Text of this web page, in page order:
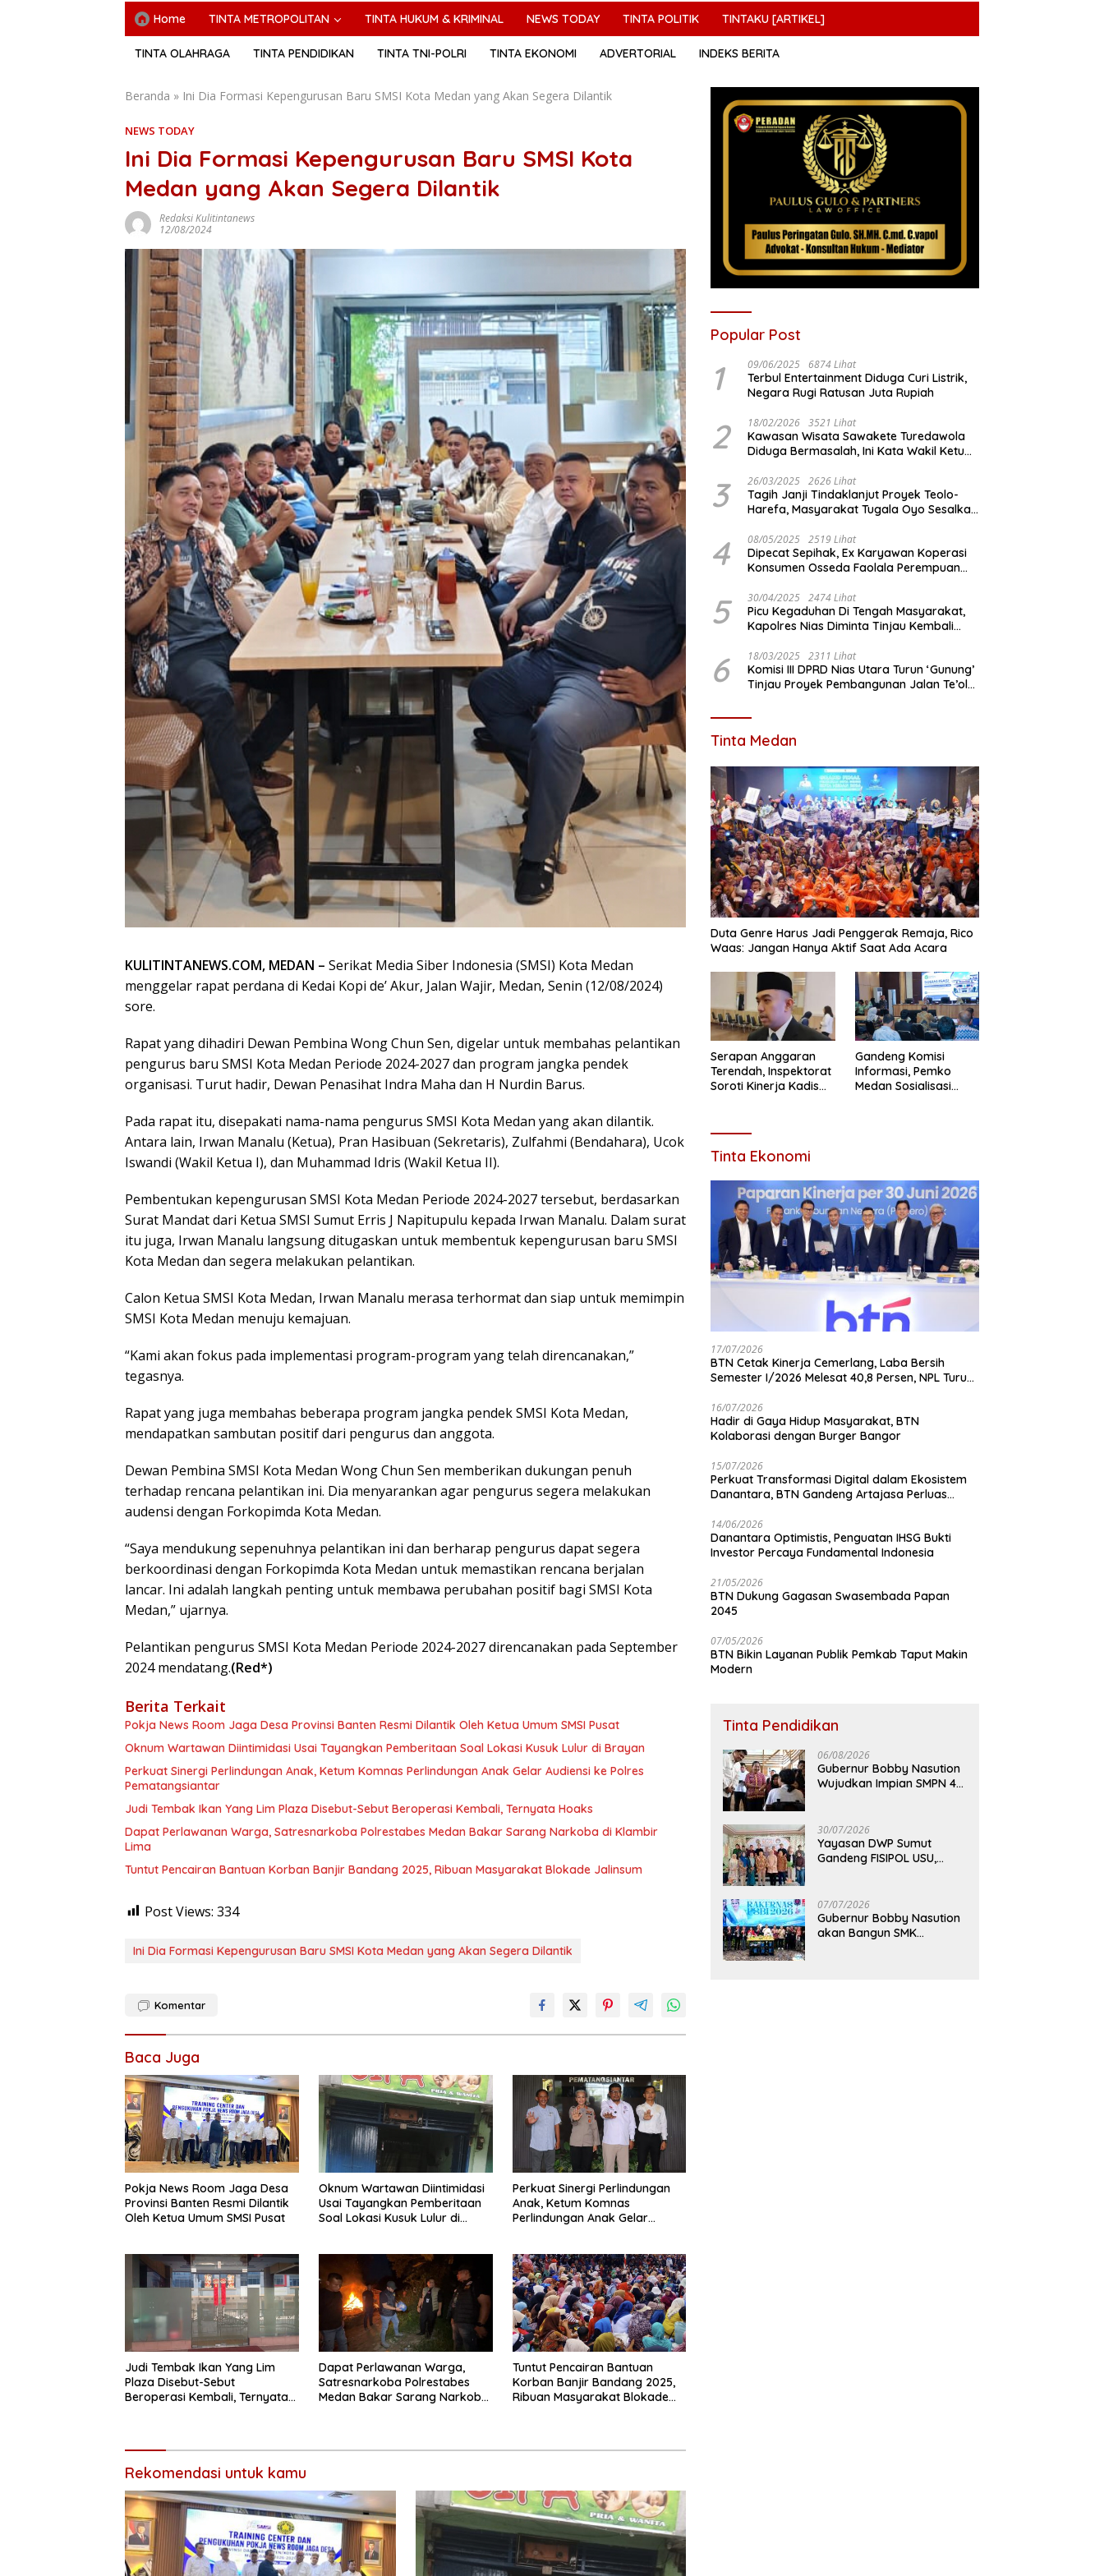
Home TINTA METROPOLITAN TINTA HUKUM & KRIMINAL NEWS TODAY TINTA POLITIK TINTAKU [ARTIKEL]
TINTA OLAHRAGA TINTA PENDIDIKAN TINTA TNI-POLRI TINTA EKONOMI ADVERTORIAL INDEKS BERITA
Beranda » Ini Dia Formasi Kepengurusan Baru SMSI Kota Medan yang Akan Segera Dilantik
NEWS TODAY
Ini Dia Formasi Kepengurusan Baru SMSI Kota
Medan yang Akan Segera Dilantik
Redaksi Kulitintanews
12/08/2024
KULITINTANEWS.COM, MEDAN – Serikat Media Siber Indonesia (SMSI) Kota Medan
menggelar rapat perdana di Kedai Kopi de’ Akur, Jalan Wajir, Medan, Senin (12/08/2024)
sore.
Rapat yang dihadiri Dewan Pembina Wong Chun Sen, digelar untuk membahas pelantikan
pengurus baru SMSI Kota Medan Periode 2024-2027 dan program jangka pendek
organisasi. Turut hadir, Dewan Penasihat Indra Maha dan H Nurdin Barus.
Pada rapat itu, disepakati nama-nama pengurus SMSI Kota Medan yang akan dilantik.
Antara lain, Irwan Manalu (Ketua), Pran Hasibuan (Sekretaris), Zulfahmi (Bendahara), Ucok
Iswandi (Wakil Ketua I), dan Muhammad Idris (Wakil Ketua II).
Pembentukan kepengurusan SMSI Kota Medan Periode 2024-2027 tersebut, berdasarkan
Surat Mandat dari Ketua SMSI Sumut Erris J Napitupulu kepada Irwan Manalu. Dalam surat
itu juga, Irwan Manalu langsung ditugaskan untuk membentuk kepengurusan baru SMSI
Kota Medan dan segera melakukan pelantikan.
Calon Ketua SMSI Kota Medan, Irwan Manalu merasa terhormat dan siap untuk memimpin
SMSI Kota Medan menuju kemajuan.
“Kami akan fokus pada implementasi program-program yang telah direncanakan,”
tegasnya.
Rapat yang juga membahas beberapa program jangka pendek SMSI Kota Medan,
mendapatkan sambutan positif dari pengurus dan anggota.
Dewan Pembina SMSI Kota Medan Wong Chun Sen memberikan dukungan penuh
terhadap rencana pelantikan ini. Dia menyarankan agar pengurus segera melakukan
audensi dengan Forkopimda Kota Medan.
“Saya mendukung sepenuhnya pelantikan ini dan berharap pengurus dapat segera
berkoordinasi dengan Forkopimda Kota Medan untuk memastikan rencana berjalan
lancar. Ini adalah langkah penting untuk membawa perubahan positif bagi SMSI Kota
Medan,” ujarnya.
Pelantikan pengurus SMSI Kota Medan Periode 2024-2027 direncanakan pada September
2024 mendatang.(Red*)
Berita Terkait
Pokja News Room Jaga Desa Provinsi Banten Resmi Dilantik Oleh Ketua Umum SMSI Pusat
Oknum Wartawan Diintimidasi Usai Tayangkan Pemberitaan Soal Lokasi Kusuk Lulur di Brayan
Perkuat Sinergi Perlindungan Anak, Ketum Komnas Perlindungan Anak Gelar Audiensi ke Polres
Pematangsiantar
Judi Tembak Ikan Yang Lim Plaza Disebut-Sebut Beroperasi Kembali, Ternyata Hoaks
Dapat Perlawanan Warga, Satresnarkoba Polrestabes Medan Bakar Sarang Narkoba di Klambir
Lima
Tuntut Pencairan Bantuan Korban Banjir Bandang 2025, Ribuan Masyarakat Blokade Jalinsum
Post Views: 334
Ini Dia Formasi Kepengurusan Baru SMSI Kota Medan yang Akan Segera Dilantik
Komentar
Baca Juga
Pokja News Room Jaga Desa
Provinsi Banten Resmi Dilantik
Oleh Ketua Umum SMSI Pusat
Oknum Wartawan Diintimidasi
Usai Tayangkan Pemberitaan
Soal Lokasi Kusuk Lulur di
Perkuat Sinergi Perlindungan
Anak, Ketum Komnas
Perlindungan Anak Gelar
Judi Tembak Ikan Yang Lim
Plaza Disebut-Sebut
Beroperasi Kembali, Ternyata
Dapat Perlawanan Warga,
Satresnarkoba Polrestabes
Medan Bakar Sarang Narkoba
Tuntut Pencairan Bantuan
Korban Banjir Bandang 2025,
Ribuan Masyarakat Blokade
Rekomendasi untuk kamu
Popular Post
1 09/06/2025 6874 Lihat
Terbul Entertainment Diduga Curi Listrik,
Negara Rugi Ratusan Juta Rupiah
2 18/02/2026 3521 Lihat
Kawasan Wisata Sawakete Turedawola
Diduga Bermasalah, Ini Kata Wakil Ketua
3 26/03/2025 2626 Lihat
Tagih Janji Tindaklanjut Proyek Teolo-
Harefa, Masyarakat Tugala Oyo Sesalkan
Utara
4 08/05/2025 2519 Lihat
Dipecat Sepihak, Ex Karyawan Koperasi
Konsumen Osseda Faolala Perempuan
5 30/04/2025 2474 Lihat
Picu Kegaduhan Di Tengah Masyarakat,
Kapolres Nias Diminta Tinjau Kembali
6 18/03/2025 2311 Lihat
Komisi III DPRD Nias Utara Turun ‘Gunung’
Tinjau Proyek Pembangunan Jalan Te’olo
Tinta Medan
Duta Genre Harus Jadi Penggerak Remaja, Rico
Waas: Jangan Hanya Aktif Saat Ada Acara
Serapan Anggaran
Terendah, Inspektorat
Soroti Kinerja Kadis
Gandeng Komisi
Informasi, Pemko
Medan Sosialisasi
Tinta Ekonomi
17/07/2026
BTN Cetak Kinerja Cemerlang, Laba Bersih
Semester I/2026 Melesat 40,8 Persen, NPL Turun
16/07/2026
Hadir di Gaya Hidup Masyarakat, BTN
Kolaborasi dengan Burger Bangor
15/07/2026
Perkuat Transformasi Digital dalam Ekosistem
Danantara, BTN Gandeng Artajasa Perluas
14/06/2026
Danantara Optimistis, Penguatan IHSG Bukti
Investor Percaya Fundamental Indonesia
21/05/2026
BTN Dukung Gagasan Swasembada Papan
2045
07/05/2026
BTN Bikin Layanan Publik Pemkab Taput Makin
Modern
Tinta Pendidikan
06/08/2026
Gubernur Bobby Nasution
Wujudkan Impian SMPN 4
30/07/2026
Yayasan DWP Sumut
Gandeng FISIPOL USU,
Pendidikan
07/07/2026
Gubernur Bobby Nasution
akan Bangun SMK